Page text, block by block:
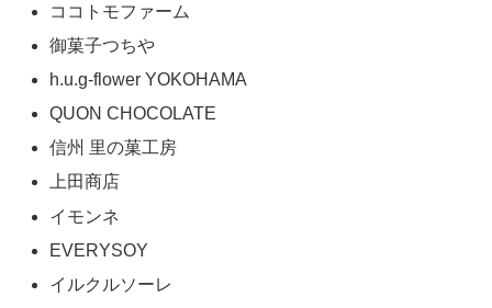
ココトモファーム
御菓子つちや
h.u.g-flower YOKOHAMA
QUON CHOCOLATE
信州 里の菓工房
上田商店
イモンネ
EVERYSOY
イルクルソーレ